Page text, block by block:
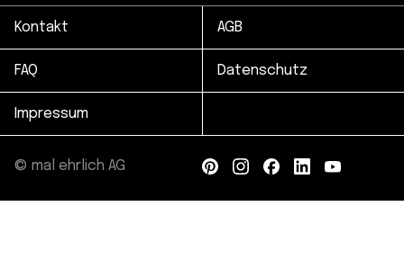
Kontakt AGB
FAQ Datenschutz
Impressum
© mal ehrlich AG